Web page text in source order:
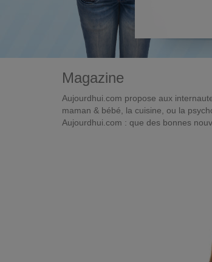
Magazine
Aujourdhui.com propose aux
maman & bébé, la cuisine, ou la
Aujourdhui.com : que des bonnes